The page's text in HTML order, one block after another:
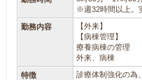
※週32時間以上。
勤務内容
【外来】
【病棟管理】
療養病棟の管理
外来、病棟
特徴
診療体制強化の為